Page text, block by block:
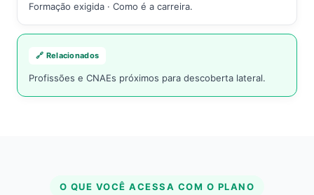
Formação exigida · Como é a carreira.
🔗 Relacionados
Profissões e CNAEs próximos para descoberta lateral.
O QUE VOCÊ ACESSA COM O PLANO